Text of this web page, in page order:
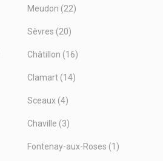
Meudon (22)
Sèvres (20)
Châtillon (16)
Clamart (14)
Sceaux (4)
Chaville (3)
Fontenay-aux-Roses (1)